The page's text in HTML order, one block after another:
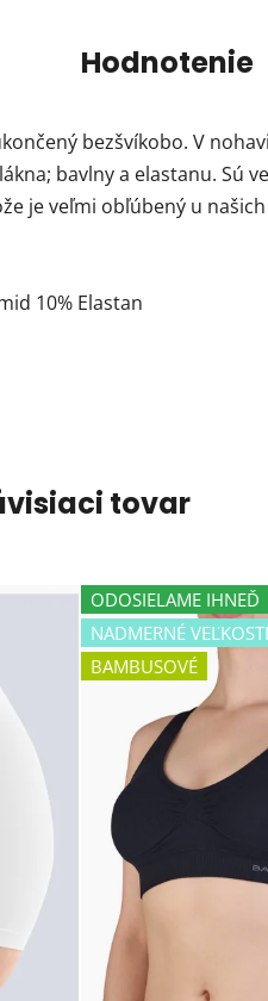
Hodnotenie
bezšvíkobo. V
bavlny a elastanu. Sú
je veľmi obľúbený u
10% Elastan
tovar
ODOSIELAME IHNEĎ
NADMERNÉ VEĽKOSTI
BAMBUSOVÉ